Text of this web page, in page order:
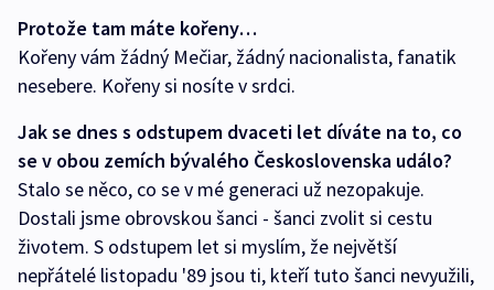
Protože tam máte kořeny…
Kořeny vám žádný Mečiar, žádný nacionalista, fanatik
nesebere. Kořeny si nosíte v srdci.
Jak se dnes s odstupem dvaceti let díváte na to, co
se v obou zemích bývalého Československa událo?
Stalo se něco, co se v mé generaci už nezopakuje.
Dostali jsme obrovskou šanci - šanci zvolit si cestu
životem. S odstupem let si myslím, že největší
nepřátelé listopadu '89 jsou ti, kteří tuto šanci nevyužili,